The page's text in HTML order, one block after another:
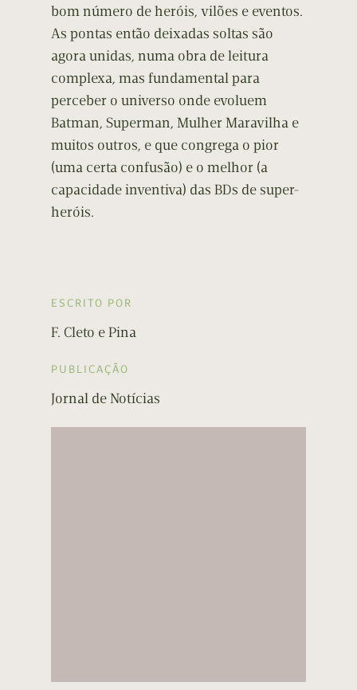
bom número de heróis, vilões e eventos.
As pontas então deixadas soltas são
agora unidas, numa obra de leitura
complexa, mas fundamental para
perceber o universo onde evoluem
Batman, Superman, Mulher Maravilha e
muitos outros, e que congrega o pior
(uma certa confusão) e o melhor (a
capacidade inventiva) das BDs de super-
heróis.
ESCRITO POR
F. Cleto e Pina
PUBLICAÇÃO
Jornal de Notícias